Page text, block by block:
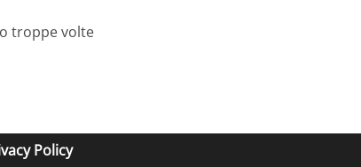
troppe volte
Policy